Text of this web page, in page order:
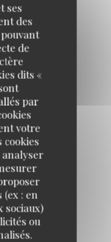
ses
des
de
dits «
par
votre
cookies
: en
sociaux)
ou
37,40 EUR
50cl